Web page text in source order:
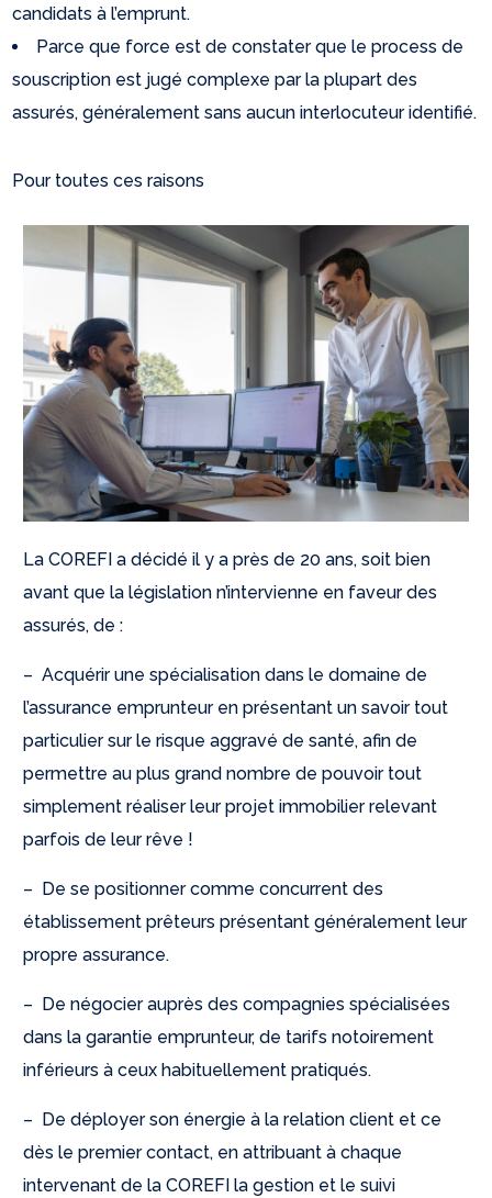
candidats à l’emprunt.
Parce que force est de constater que le process de
souscription est jugé complexe par la plupart des
assurés, généralement sans aucun interlocuteur identifié.
Pour toutes ces raisons
La COREFI a décidé il y a près de 20 ans, soit bien
avant que la législation n’intervienne en faveur des
assurés, de :
– Acquérir une spécialisation dans le domaine de
l’assurance emprunteur en présentant un savoir tout
particulier sur le risque aggravé de santé, afin de
permettre au plus grand nombre de pouvoir tout
simplement réaliser leur projet immobilier relevant
parfois de leur rêve !
– De se positionner comme concurrent des
établissement prêteurs présentant généralement leur
propre assurance.
– De négocier auprès des compagnies spécialisées
dans la garantie emprunteur, de tarifs notoirement
inférieurs à ceux habituellement pratiqués.
– De déployer son énergie à la relation client et ce
dès le premier contact, en attribuant à chaque
intervenant de la COREFI la gestion et le suivi